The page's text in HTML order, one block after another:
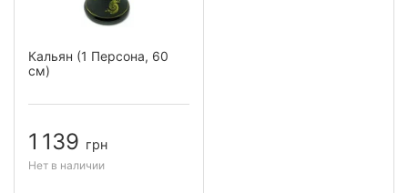
Кальян (1 Персона, 60
см)
1 139 грн
Нет в наличии